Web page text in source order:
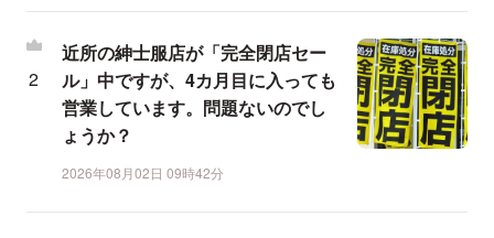
近所の紳士服店が「完全閉店セー
ル」中ですが、4カ月目に入っても
営業しています。問題ないのでし
ょうか？
2026年08月02日 09時42分